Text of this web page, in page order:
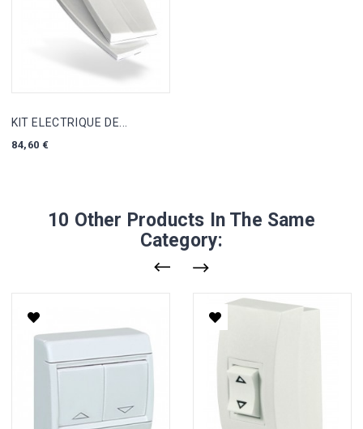
KIT ELECTRIQUE DE...
Prix
84,60 €
10 Other Products In The Same
Category: